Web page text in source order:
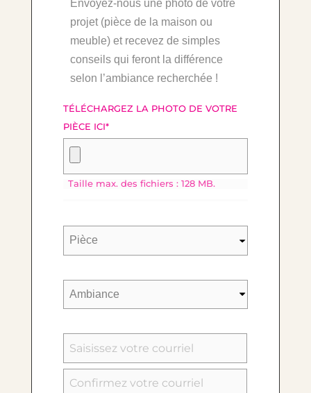
Envoyez-nous une photo de votre
projet (pièce de la maison ou
meuble) et recevez de simples
conseils qui feront la différence
selon l’ambiance recherchée !
TÉLÉCHARGEZ LA PHOTO DE VOTRE
PIÈCE ICI*
Taille max. des fichiers : 128 MB.
SAISISSEZ
E-